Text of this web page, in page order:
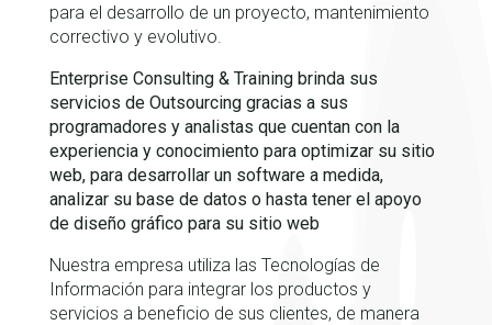
para el desarrollo de un proyecto, mantenimiento
correctivo y evolutivo.
Enterprise Consulting & Training brinda sus
servicios de Outsourcing gracias a sus
programadores y analistas que cuentan con la
experiencia y conocimiento para optimizar su sitio
web, para desarrollar un software a medida,
analizar su base de datos o hasta tener el apoyo
de diseño gráfico para su sitio web
Nuestra empresa utiliza las Tecnologías de
Información para integrar los productos y
servicios a beneficio de sus clientes, de manera